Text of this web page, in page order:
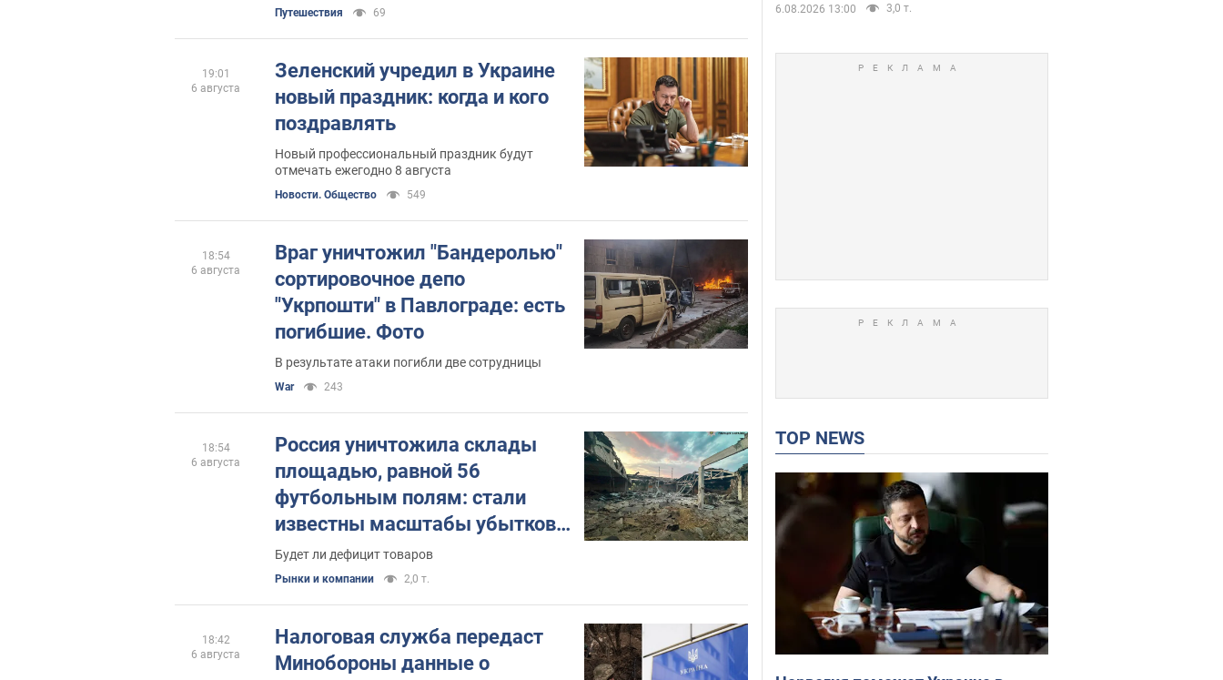
Путешествия 69
Зеленский учредил в Украине
новый праздник: когда и кого
поздравлять
Новый профессиональный праздник будут
отмечать ежегодно 8 августа
Новости. Общество 549
19:01
6 августа
Враг уничтожил "Бандеролью"
сортировочное депо
"Укрпошти" в Павлограде: есть
погибшие. Фото
В результате атаки погибли две сотрудницы
War 243
18:54
6 августа
Россия уничтожила склады
площадью, равной 56
футбольным полям: стали
известны масштабы убытков
украинского бизнеса
Будет ли дефицит товаров
Рынки и компании 2,0 т.
18:54
6 августа
Налоговая служба передаст
Минобороны данные о
18:42
6 августа
6.08.2026 13:00 3,0 т.
TOP NEWS